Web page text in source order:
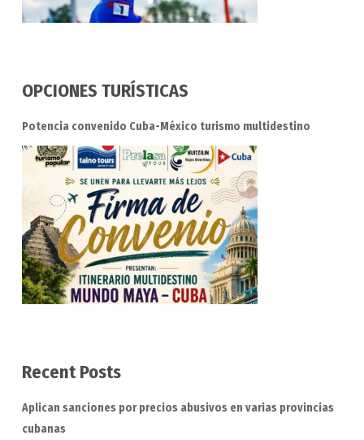
OPCIONES TURÍSTICAS
Potencia convenido Cuba-México turismo multidestino
Recent Posts
Aplican sanciones por precios abusivos en varias provincias
cubanas